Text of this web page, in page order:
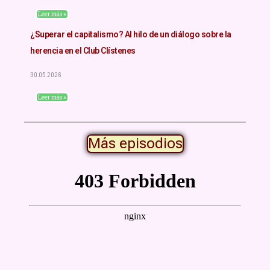
Leer más »
¿Superar el capitalismo? Al hilo de un diálogo sobre la
herencia en el Club Clístenes
30.05.2026
Leer más »
Más episodios